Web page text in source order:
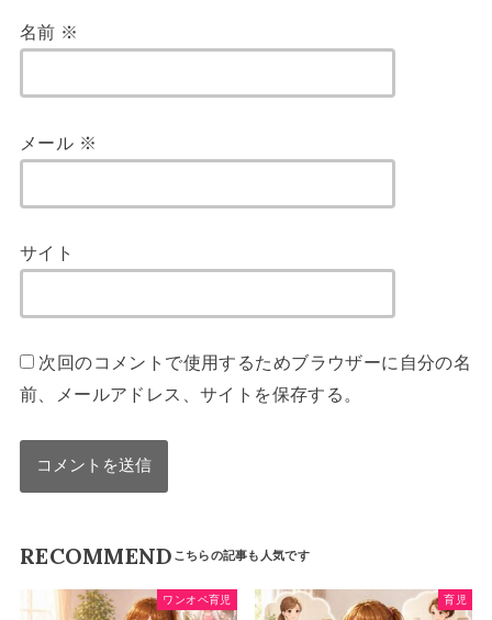
名前 ※
メール ※
サイト
次回のコメントで使用するためブラウザーに自分の名
前、メールアドレス、サイトを保存する。
RECOMMEND
ワンオペ育児 育児